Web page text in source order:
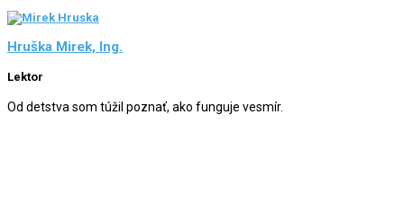
Hruška Mirek, Ing.
Lektor
Od detstva som túžil poznať, ako funguje vesmír.